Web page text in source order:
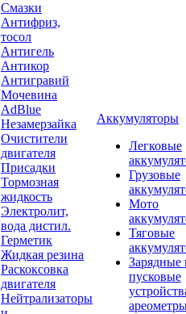
Смазки
Антифриз,
тосол
Антигель
Антикор
Антигравий
Мочевина
AdBlue
Незамерзайка
Очистители
двигателя
Присадки
Тормозная
жидкость
Электролит,
вода дистил.
Герметик
Жидкая резина
Раскоксовка
двигателя
Нейтрализаторы
Аккумуляторы
Легковые
Грузовые
Мото
Тяговые
Зарядные
пусковые